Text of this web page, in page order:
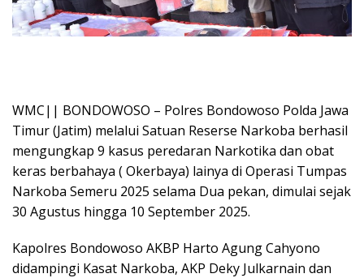
WMC|| BONDOWOSO – Polres Bondowoso Polda Jawa
Timur (Jatim) melalui Satuan Reserse Narkoba berhasil
mengungkap 9 kasus peredaran Narkotika dan obat
keras berbahaya ( Okerbaya) lainya di Operasi Tumpas
Narkoba Semeru 2025 selama Dua pekan, dimulai sejak
30 Agustus hingga 10 September 2025.
Kapolres Bondowoso AKBP Harto Agung Cahyono
didampingi Kasat Narkoba, AKP Deky Julkarnain dan